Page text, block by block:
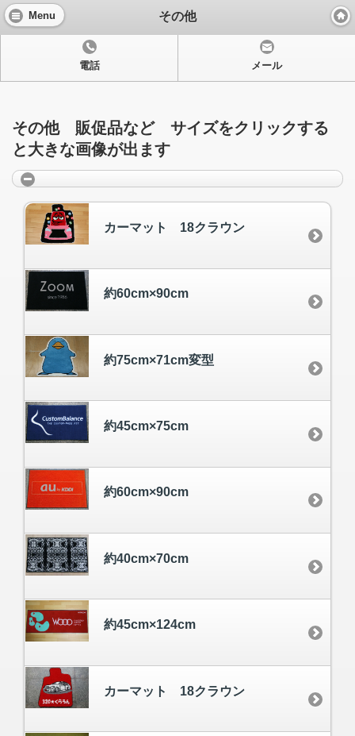
Menu その他
電話 メール
その他 販促品など サイズをクリックする
と大きな画像が出ます
カーマット 18クラウン
約60cm×90cm
約75cm×71cm変型
約45cm×75cm
約60cm×90cm
約40cm×70cm
約45cm×124cm
カーマット 18クラウン